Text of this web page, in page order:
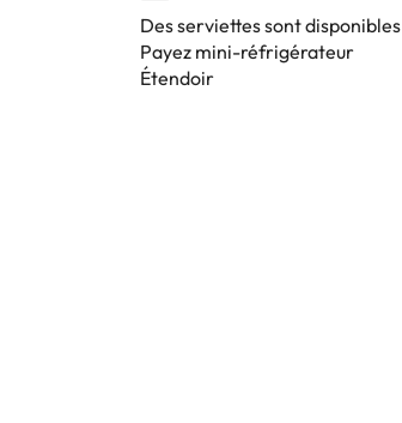
Des serviettes sont disponibles
Payez mini-réfrigérateur
Étendoir